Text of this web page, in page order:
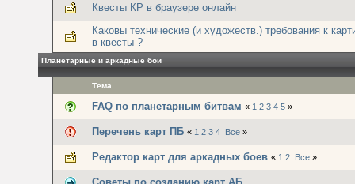
Квесты КР в браузере онлайн
Каковы технические (и художеств.) требования к
в квесты ?
Планетарные и аркадные бои
Тема
FAQ по планетарным битвам « 1 2 3 4 5 »
Перечень карт ПБ « 1 2 3 4 Все »
Редактор карт для аркадных боев « 1 2 Все »